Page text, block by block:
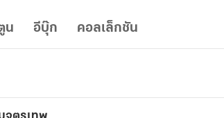
น อีบุ๊ก คอลเล็กชัน